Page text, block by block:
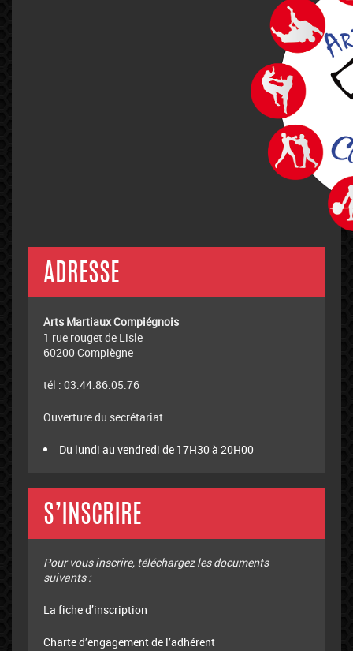
ADRESSE
Arts Martiaux Compiégnois
1 rue rouget de Lisle
60200 Compiègne
tél : 03.44.86.05.76
Ouverture du secrétariat
Du lundi au vendredi de 17H30 à 20H00
S’INSCRIRE
Pour vous inscrire, téléchargez les documents
suivants :
La fiche d’inscription
Charte d’engagement de l’adhérent